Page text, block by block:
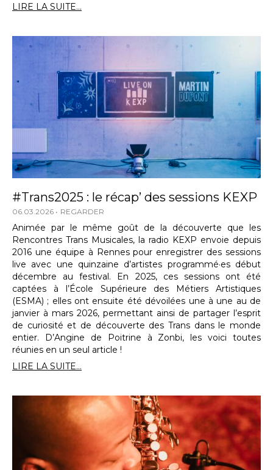
LIRE LA SUITE...
#Trans2025 : le récap’ des sessions KEXP
06.03.2026 REGARDER
Animée par le même goût de la découverte que les
Rencontres Trans Musicales, la radio KEXP envoie depuis
2016 une équipe à Rennes pour enregistrer des sessions
live avec une quinzaine d’artistes programmé·es début
décembre au festival. En 2025, ces sessions ont été
captées à l’École Supérieure des Métiers Artistiques
(ESMA) ; elles ont ensuite été dévoilées une à une au de
janvier à mars 2026, permettant ainsi de partager l’esprit
de curiosité et de découverte des Trans dans le monde
entier. D’Angine de Poitrine à Zonbi, les voici toutes
réunies en un seul article !
LIRE LA SUITE...